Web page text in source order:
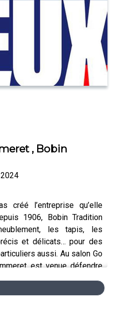
, Bobin
créé l’entreprise qu’elle
1906, Bobin Tradition
les tapis, les
et délicats… pour des
aussi. Au salon Go
est venue défendre
connu qu’est la reprise
par le C.R.A., qui œuvre en